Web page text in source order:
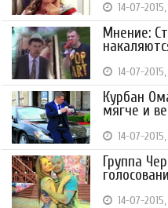
14-07-2015,
Мнение:
14-07-2015,
Курбан
мягче и
14-07-2015,
Группа
14-07-2015,